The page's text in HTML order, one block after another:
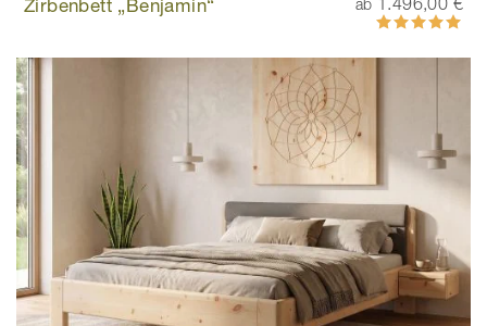
Zirbenbett „Benjamin“ Bewertung:
100%